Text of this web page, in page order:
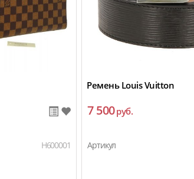
H600001
Ремень Louis Vuitton
7 500руб.
Артикул